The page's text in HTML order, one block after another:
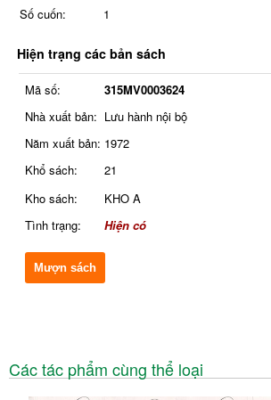
Số cuốn:
1
Hiện trạng các bản sách
Mã số:
315MV0003624
Nhà xuất bản: Lưu hành nội bộ
Năm xuất bản: 1972
Khổ sách:
21
Kho sách:
KHO A
Tình trạng:
Hiện có
Mượn sách
Các tác phẩm cùng thể loại